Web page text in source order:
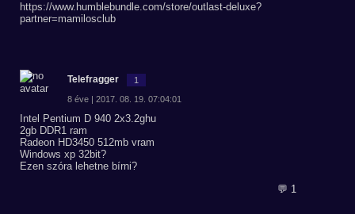
https://www.humblebundle.com/store/outlast-deluxe?
partner=mamilosclub
Telefragger 1
8 éve | 2017. 08. 19. 07:04:01
Intel Pentium D 940 2x3.2ghu
2gb DDR1 ram
Radeon HD3450 512mb vram
Windows xp 32bit?
Ezen szóra lehetne bírni?
💬 1